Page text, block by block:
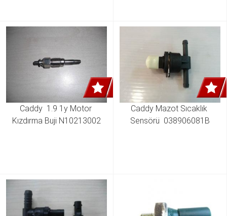
Caddy  1.9 1y Motor
Kızdırma Buji N10213002
Caddy Mazot Sıcaklık
Sensörü  038906081B